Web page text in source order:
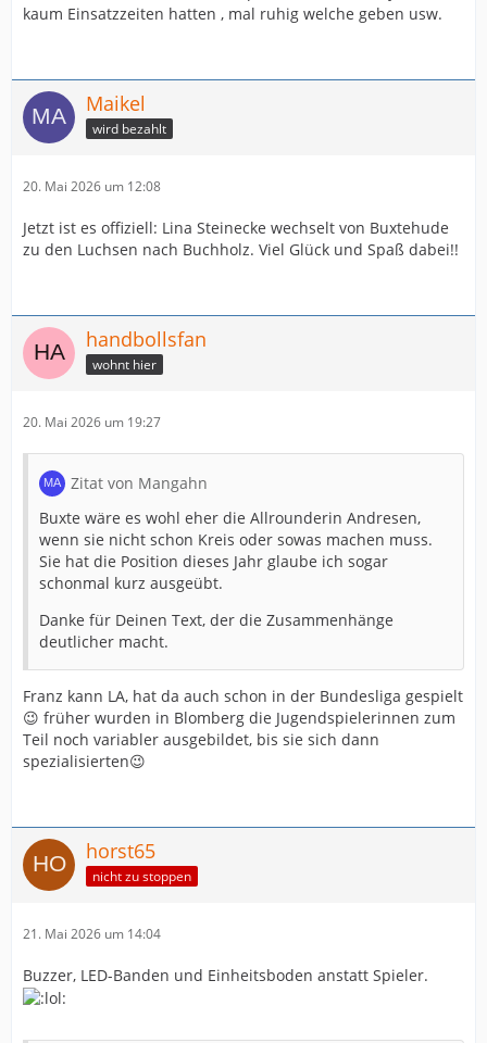
kaum Einsatzzeiten hatten , mal ruhig welche geben usw.
Maikel
wird bezahlt
20. Mai 2026 um 12:08
Jetzt ist es offiziell: Lina Steinecke wechselt von Buxtehude
zu den Luchsen nach Buchholz. Viel Glück und Spaß dabei!!
handbollsfan
wohnt hier
20. Mai 2026 um 19:27
Zitat von Mangahn
Buxte wäre es wohl eher die Allrounderin Andresen,
wenn sie nicht schon Kreis oder sowas machen muss.
Sie hat die Position dieses Jahr glaube ich sogar
schonmal kurz ausgeübt.
Danke für Deinen Text, der die Zusammenhänge
deutlicher macht.
Franz kann LA, hat da auch schon in der Bundesliga gespielt
😉 früher wurden in Blomberg die Jugendspielerinnen zum
Teil noch variabler ausgebildet, bis sie sich dann
spezialisierten😉
horst65
nicht zu stoppen
21. Mai 2026 um 14:04
Buzzer, LED-Banden und Einheitsboden anstatt Spieler.